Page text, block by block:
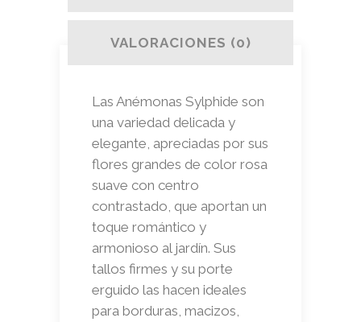
VALORACIONES (0)
Las Anémonas Sylphide son
una variedad delicada y
elegante, apreciadas por sus
flores grandes de color rosa
suave con centro
contrastado, que aportan un
toque romántico y
armonioso al jardín. Sus
tallos firmes y su porte
erguido las hacen ideales
para borduras, macizos,